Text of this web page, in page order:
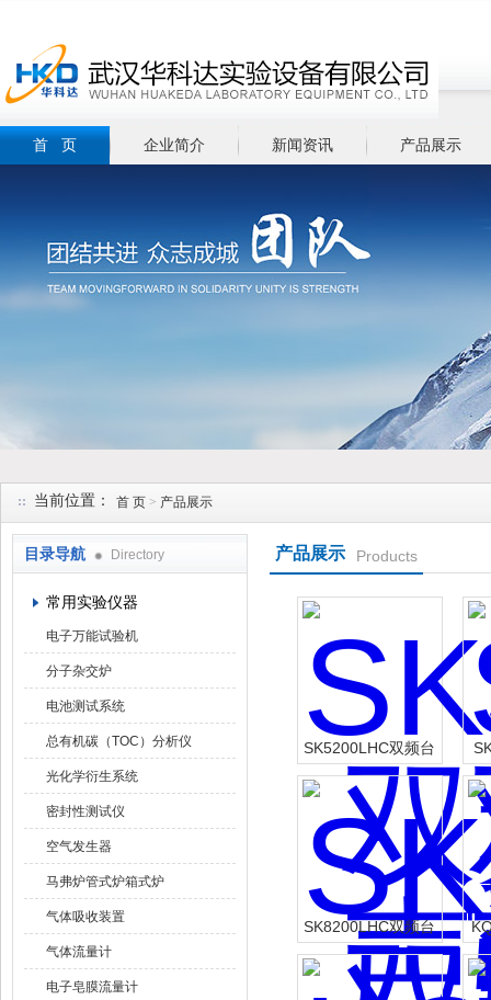
首 页 企业简介 新闻资讯 产品展示
当前位置： 首 页 > 产品展示
目录导航 Directory
常用实验仪器
电子万能试验机
分子杂交炉
电池测试系统
总有机碳（TOC）分析仪
光化学衍生系统
密封性测试仪
空气发生器
马弗炉管式炉箱式炉
气体吸收装置
气体流量计
电子皂膜流量计
产品展示 Products
SK5200LHC双频台
式超声波清洗器
SK8200LHC双频台
式超声波清洗器